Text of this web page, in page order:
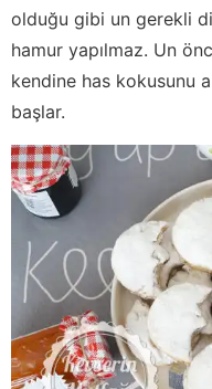
olduğu gibi un gerekli
hamur yapılmaz. Un
kendine has kokusunu
başlar.